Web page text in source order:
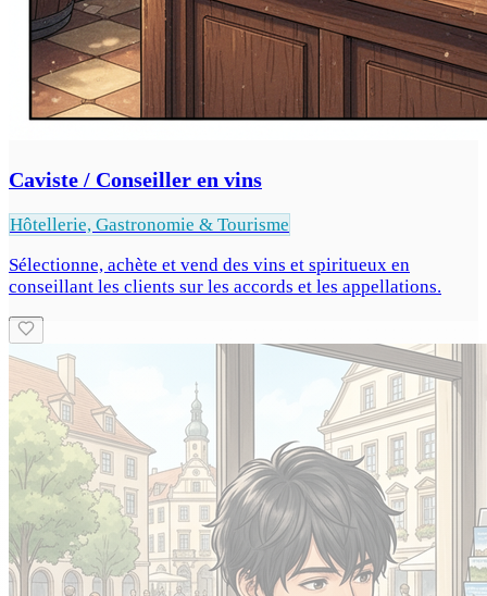
Caviste / Conseiller en vins
Hôtellerie, Gastronomie & Tourisme
Sélectionne, achète et vend des vins et spiritueux en
conseillant les clients sur les accords et les appellations.